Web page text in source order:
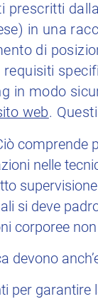
prescritti dalla
in una
di
in modo
web.
nelle
si deve
corporee
devono
per garantire